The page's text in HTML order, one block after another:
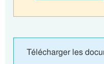
Télécharger les